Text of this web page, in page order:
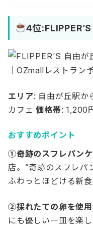
4位
エリア: 自由が丘駅か
カフェ価格帯: 1,200
おすすめポイント
①奇跡のスフレパン
店。”奇跡のスフレパ
ふわっとほどける新食
②採れたての卵を使用
にも優しい一皿を楽し